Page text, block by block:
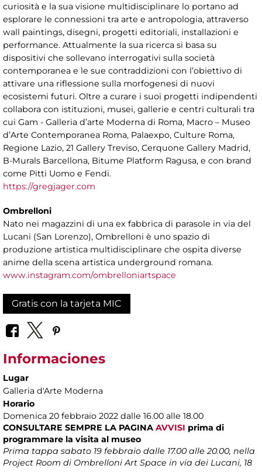
curiosità e la sua visione multidisciplinare lo portano ad
esplorare le connessioni tra arte e antropologia, attraverso
wall paintings, disegni, progetti editoriali, installazioni e
performance. Attualmente la sua ricerca si basa su
dispositivi che sollevano interrogativi sulla società
contemporanea e le sue contraddizioni con l’obiettivo di
attivare una riflessione sulla morfogenesi di nuovi
ecosistemi futuri. Oltre a curare i suoi progetti indipendenti
collabora con istituzioni, musei, gallerie e centri culturali tra
cui Gam - Galleria d’arte Moderna di Roma, Macro – Museo
d’Arte Contemporanea Roma, Palaexpo, Culture Roma,
Regione Lazio, 21 Gallery Treviso, Cerquone Gallery Madrid,
B-Murals Barcellona, Bitume Platform Ragusa, e con brand
come Pitti Uomo e Fendi.
https://gregjager.com
Ombrelloni
Nato nei magazzini di una ex fabbrica di parasole in via del
Lucani (San Lorenzo), Ombrelloni è uno spazio di
produzione artistica multidisciplinare che ospita diverse
anime della scena artistica underground romana.
www.instagram.com/ombrelloniartspace
Gratis con la tarjeta MIC
Informaciones
Lugar
Galleria d'Arte Moderna
Horario
Domenica 20 febbraio 2022 dalle 16.00 alle 18.00
CONSULTARE SEMPRE LA PAGINA AVVISI prima di
programmare la visita al museo
Prima tappa sabato 19 febbraio dalle 17.00 alle 20.00, nella
Project Room di Ombrelloni Art Space in via dei Lucani, 18